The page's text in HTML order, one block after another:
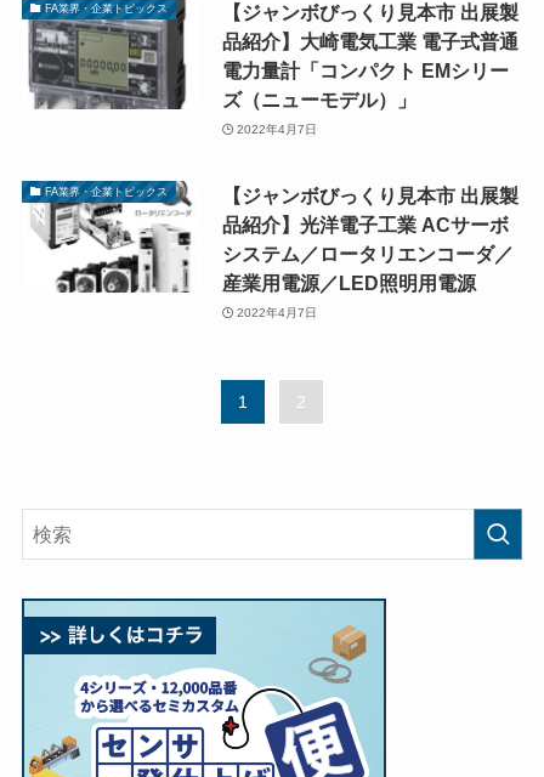
FA業界・企業トピックス
【ジャンボびっくり見本市 出展製
品紹介】大崎電気工業 電子式普通
電力量計「コンパクト EMシリー
ズ（ニューモデル）」
2022年4月7日
FA業界・企業トピックス
【ジャンボびっくり見本市 出展製
品紹介】光洋電子工業 ACサーボ
システム／ロータリエンコーダ／
産業用電源／LED照明用電源
2022年4月7日
1 2